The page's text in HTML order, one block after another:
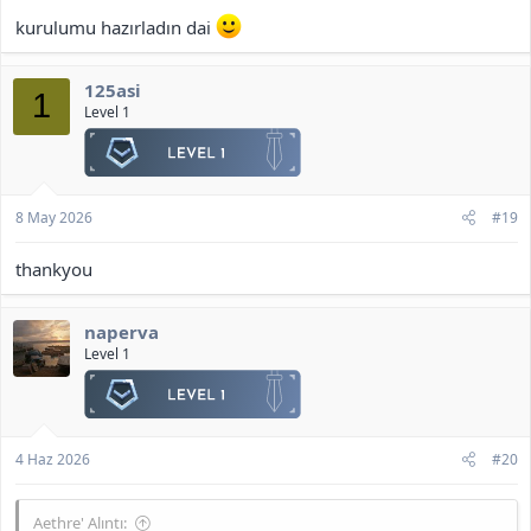
kurulumu hazırladın dai
1 125asi
Level 1
8 May 2026 #19
thankyou
naperva
Level 1
4 Haz 2026 #20
Aethre' Alıntı: